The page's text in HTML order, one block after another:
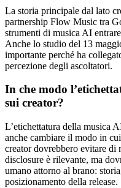
La storia principale dal lato
partnership Flow Music tra
strumenti di musica AI
Anche lo studio del 13
importante perché ha
percezione degli ascoltatori.
In che modo
sui creator?
L’etichettatura della musica
anche cambiare il modo in
creator dovrebbero evitare di
disclosure è rilevante, ma
umano attorno al brano:
posizionamento della release.